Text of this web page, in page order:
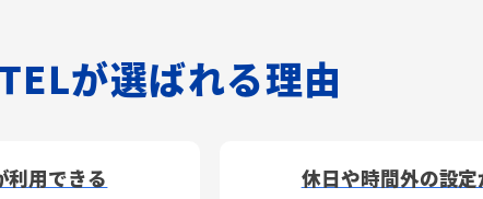
が選ばれる理由
利用できる 休日や時間外の設定